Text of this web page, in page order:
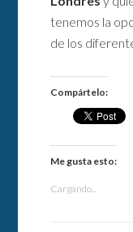
tenemos la
de los
Compártelo:
Me gusta esto:
Cargando...